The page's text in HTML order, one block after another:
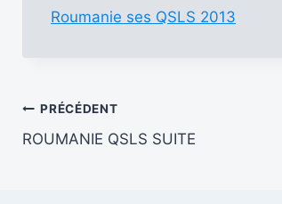
Roumanie ses QSLS 2013
Navigation
de
PRÉCÉDENT
ROUMANIE QSLS SUITE